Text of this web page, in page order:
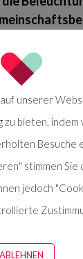
oder im
ein
erzeugen.
Sitzbereich
ruhige und
und Farben
unserer
bieten, indem
Besuche
stimmen
jedoch
ABLEHNEN